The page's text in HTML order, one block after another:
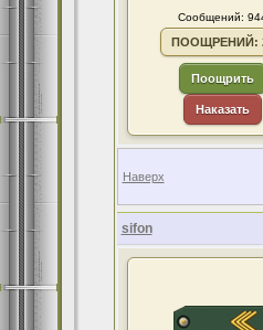
Сообщений:
ПООЩРЕНИЙ:
Поощрить
Наказать
Наверх
sifon